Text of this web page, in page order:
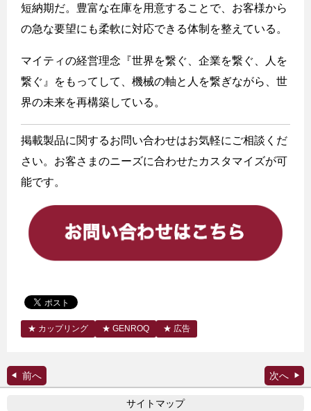
短納期だ。豊富な在庫を用意することで、お客様から
の急な要望にも柔軟に対応できる体制を整えている。
マイティの経営理念『世界を繋ぐ、企業を繋ぐ、人を
繋ぐ』をもってして、機械の軸と人を繋ぎながら、世
界の未来を再構築している。
掲載製品に関するお問い合わせはお気軽にご相談くだ
さい。お客さまのニーズに合わせたカスタマイズが可
能です。
カップリング GENROQ 広告
サイトマップ